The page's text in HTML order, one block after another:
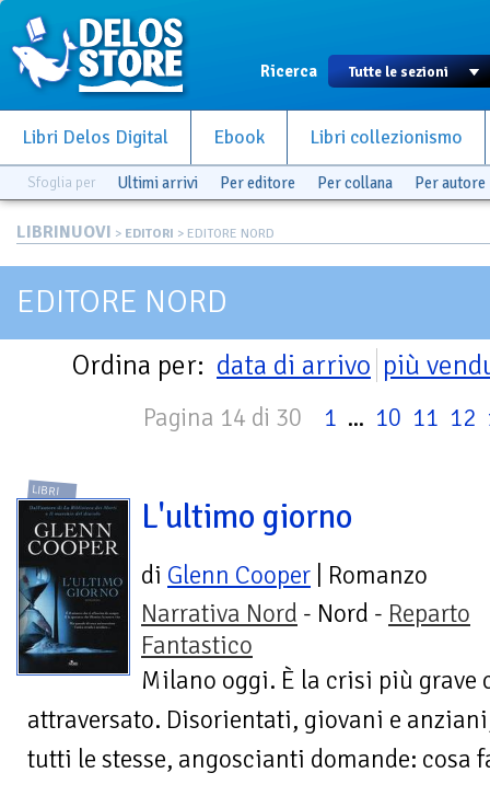
Ricerca
Libri Delos Digital Ebook Libri collezionismo
Sfoglia per Ultimi arrivi Per editore Per collana Per autore
LIBRINUOVI > EDITORI > EDITORE NORD
EDITORE NORD
Ordina per: data di arrivo più
Pagina 14 di 30 1 ... 10 11 12
LIBRI
L'ultimo giorno
di Glenn Cooper | Romanzo
Narrativa Nord - Nord - Reparto
Fantastico
Milano oggi. È la crisi più grave
attraversato. Disorientati, giovani e
tutti le stesse, angoscianti domande: cosa